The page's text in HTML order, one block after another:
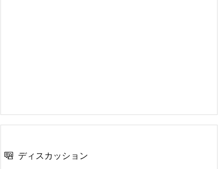
ディスカッション